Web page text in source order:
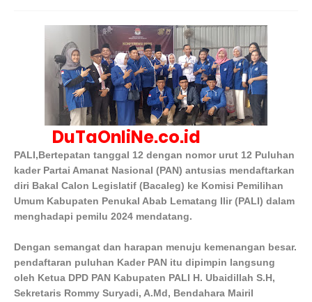
DuTaOnliNe.co.id
PALI,Bertepatan tanggal 12 dengan nomor urut 12 Puluhan
kader Partai Amanat Nasional (PAN) antusias mendaftarkan
diri Bakal Calon Legislatif (Bacaleg) ke Komisi Pemilihan
Umum Kabupaten Penukal Abab Lematang Ilir (PALI) dalam
menghadapi pemilu 2024 mendatang.
Dengan semangat dan harapan menuju kemenangan besar.
pendaftaran puluhan Kader PAN itu dipimpin langsung
oleh Ketua DPD PAN Kabupaten PALI H. Ubaidillah S.H,
Sekretaris Rommy Suryadi, A.Md, Bendahara Mairil